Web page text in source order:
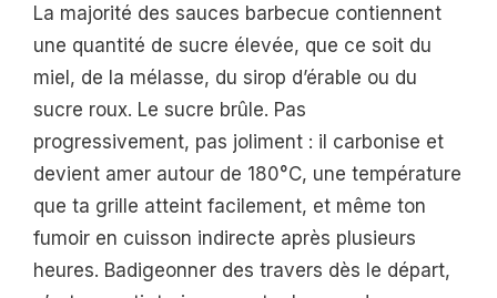
La majorité des sauces barbecue contiennent
une quantité de sucre élevée, que ce soit du
miel, de la mélasse, du sirop d’érable ou du
sucre roux. Le sucre brûle. Pas
progressivement, pas joliment : il carbonise et
devient amer autour de 180°C, une température
que ta grille atteint facilement, et même ton
fumoir en cuisson indirecte après plusieurs
heures. Badigeonner des travers dès le départ,